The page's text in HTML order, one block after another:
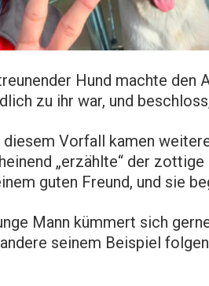
Hund machte den
zu ihr war, und
diesem Vorfall kamen
„erzählte“ der
guten Freund, und sie
Mann kümmert sich
seinem Beispiel